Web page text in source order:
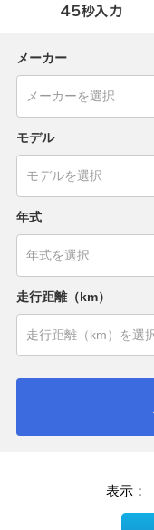
メーカー
モデル
年式
走行距離（km）
表示：